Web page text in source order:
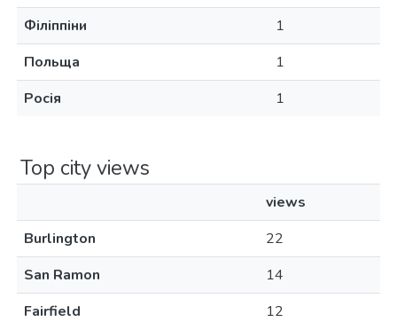
Філіппіни
1
Польща
1
Росія
1
Top city views
views
Burlington
22
San Ramon
14
Fairfield
12